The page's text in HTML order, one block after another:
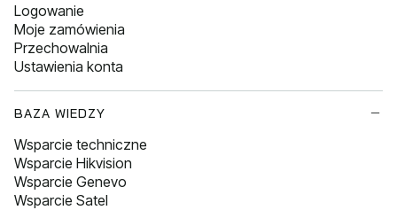
Logowanie
Moje zamówienia
Przechowalnia
Ustawienia konta
BAZA WIEDZY
Wsparcie techniczne
Wsparcie Hikvision
Wsparcie Genevo
Wsparcie Satel